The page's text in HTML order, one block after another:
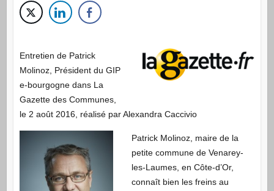
Entretien de Patrick
Molinoz, Président du GIP
e-bourgogne dans La
Gazette des Communes,
le 2 août 2016, réalisé par Alexandra Caccivio
Patrick Molinoz, maire de la
petite commune de Venarey-
les-Laumes, en Côte-d’Or,
connaît bien les freins au